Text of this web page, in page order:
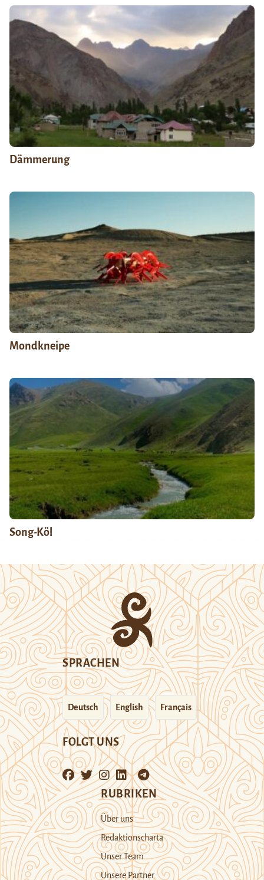
Dämmerung
Mondkneipe
Song-Köl
SPRACHEN
Deutsch English Français
FOLGT UNS
RUBRIKEN
Über uns
Redaktionscharta
Unser Team
Unsere Partner